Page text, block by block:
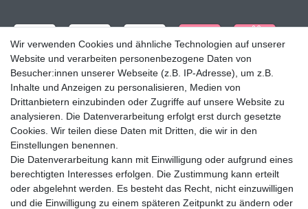
Versandpartner
Wir verwenden Cookies und ähnliche Technologien auf unserer
Website und verarbeiten personenbezogene Daten von
Besucher:innen unserer Webseite (z.B. IP-Adresse), um z.B.
Inhalte und Anzeigen zu personalisieren, Medien von
Drittanbietern einzubinden oder Zugriffe auf unsere Website zu
analysieren. Die Datenverarbeitung erfolgt erst durch gesetzte
Cookies. Wir teilen diese Daten mit Dritten, die wir in den
Einstellungen benennen.
Die Datenverarbeitung kann mit Einwilligung oder aufgrund eines
berechtigten Interesses erfolgen. Die Zustimmung kann erteilt
oder abgelehnt werden. Es besteht das Recht, nicht einzuwilligen
und die Einwilligung zu einem späteren Zeitpunkt zu ändern oder